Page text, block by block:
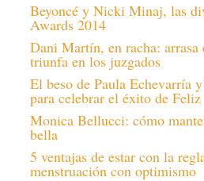
Beyoncé y Nicki Minaj, las
Awards 2014
Dani Martín, en racha: arrasa
triunfa en los juzgados
El beso de Paula Echevarría
para celebrar el éxito de Feliz
Monica Bellucci: cómo
bella
5 ventajas de estar con la
menstruación con optimismo